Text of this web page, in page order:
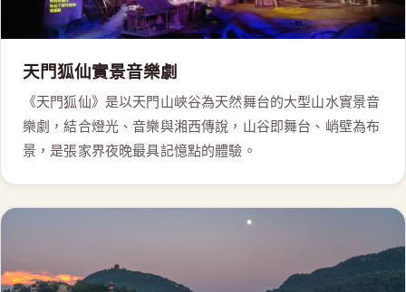
天門狐仙實景音樂劇
《天門狐仙》是以天門山峽谷為天然舞台的大型山水實景音
樂劇，結合燈光、音樂與湘西傳說，山谷即舞台、峭壁為布
景，是張家界夜晚最具記憶點的體驗。